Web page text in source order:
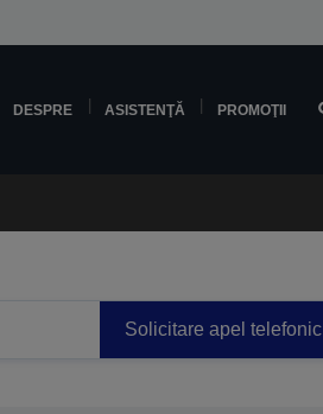
DESPRE ASISTENŢĂ PROMOŢII
Solicitare apel telefonic